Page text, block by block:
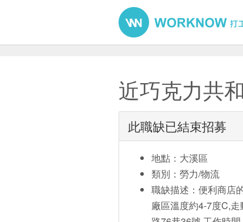
近巧克力共
此職缺已結束招募
地點：大溪區
類別：勞力/物流
職缺描述：便利商店
廠區溫度約4-7度C,